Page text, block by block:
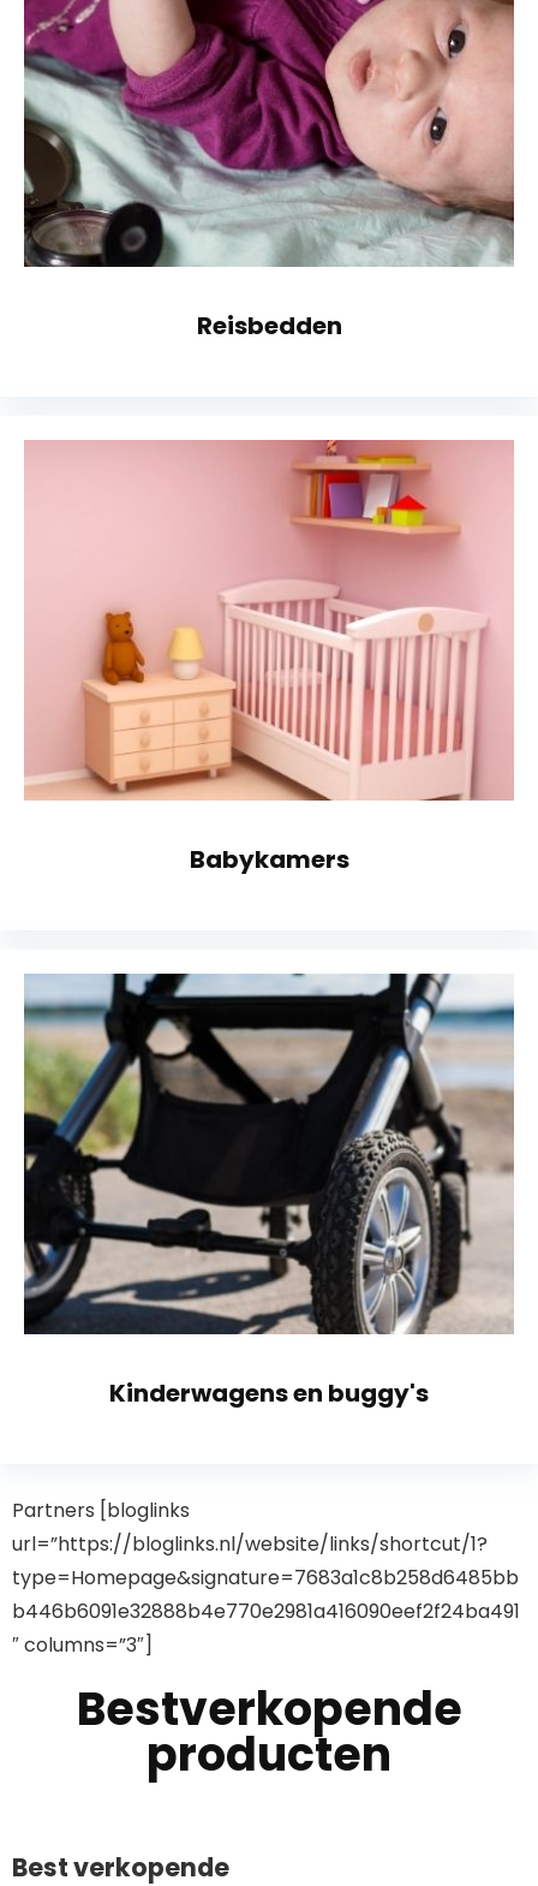
Reisbedden
Babykamers
Kinderwagens en buggy's
Partners [bloglinks
url=”https://bloglinks.nl/website/links/shortcut/1?
type=Homepage&signature=7683a1c8b258d6485bb
b446b6091e32888b4e770e2981a416090eef2f24ba491
″ columns=”3″]
Bestverkopende
producten
Best verkopende